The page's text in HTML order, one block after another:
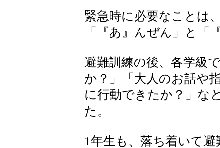
緊急時に必要なことは
「『あ』んぜん」と「
避難訓練の後、各学級
か？」「大人のお話や
に行動できたか？」な
た。
1年生も、落ち着いて